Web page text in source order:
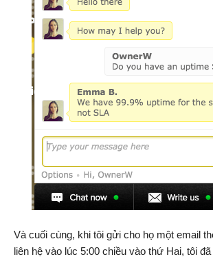
Và cuối cùng, khi tôi gửi cho họ một email
liên hệ vào lúc 5:00 chiều vào thứ Hai, tôi